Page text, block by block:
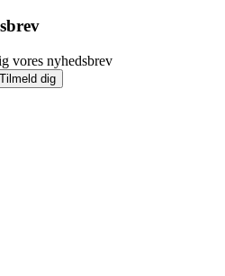
vores nyhedsbrev
Tilmeld dig